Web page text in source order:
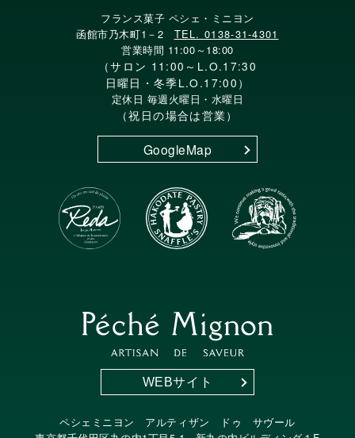
フランス菓子 ペシェ・ミニヨン
函館市乃木町1－2 TEL. 0138-31-4301
営業時間 11:00～18:00
（サロン 11:00～L.O.17:30
日曜日・冬季L.O.17:00）
定休日 毎週火曜日・水曜日
（祝日の場合は営業）
GoogleMap
WEBサイト
ペシェミニヨン アルティザン ドゥ サヴール